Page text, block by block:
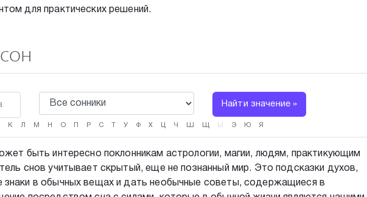
для практических решений.
Найти значение »
К Л М Н О Р С У Ф Х Ц Ч Ш Щ Ы Э Ю Я
быть интересно поклонникам астрологии, магии, людям, практикующим
снов учитывает скрытый, еще не познанный мир. Это подсказки духов,
знаки в обычных вещах и дать необычные советы, содержащиеся в